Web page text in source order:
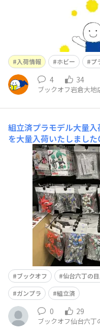
入荷情報 ホビー プ
4 34
ブックオフ岩倉大地
組立済プラモデル大量
を大量入荷いたしまし
外の組立済キットを多
商品となっております
る等々…。なので超特
はありません！難あり
タムをしたり、色塗
ブックオフ 仙台六丁の
ガンプラ
組立済
0 29
ブックオフ仙台六丁